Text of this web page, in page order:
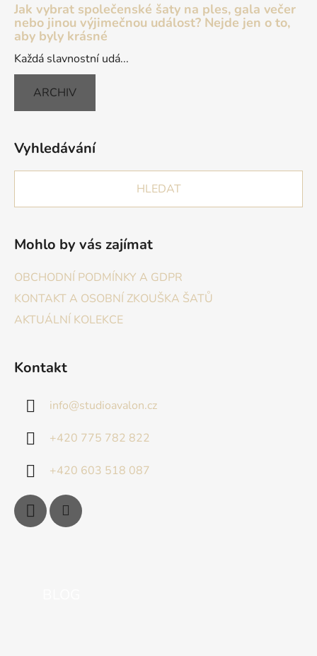
Jak vybrat společenské šaty na ples, gala večer
nebo jinou výjimečnou událost? Nejde jen o to,
aby byly krásné
Každá slavnostní udá...
ARCHIV
Vyhledávání
HLEDAT
Mohlo by vás zajímat
OBCHODNÍ PODMÍNKY A GDPR
KONTAKT A OSOBNÍ ZKOUŠKA ŠATŮ
AKTUÁLNÍ KOLEKCE
Kontakt
info@studioavalon.cz
+420 775 782 822
+420 603 518 087